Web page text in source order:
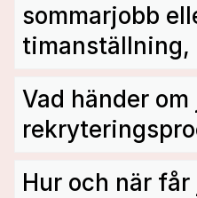
sommarjobb
timanställning,
Vad händer
Hur och när